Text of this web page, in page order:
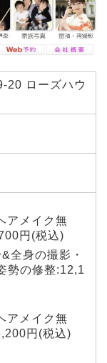
20 ローズハウ
アメイク無
円(税込)
全身の撮影・
勢の修整:12,1
アメイク無
円(税込)